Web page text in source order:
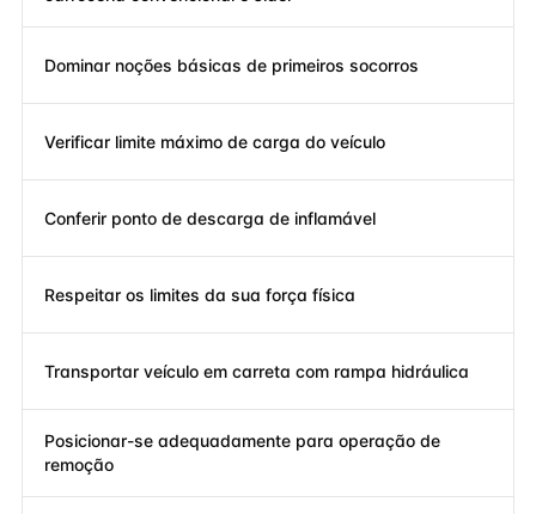
Dominar noções básicas de primeiros socorros
Verificar limite máximo de carga do veículo
Conferir ponto de descarga de inflamável
Respeitar os limites da sua força física
Transportar veículo em carreta com rampa hidráulica
Posicionar-se adequadamente para operação de
remoção